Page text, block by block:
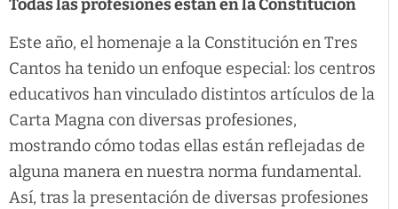
Todas las profesiones están en la Constitución
Este año, el homenaje a la Constitución en Tres
Cantos ha tenido un enfoque especial: los centros
educativos han vinculado distintos artículos de la
Carta Magna con diversas profesiones,
mostrando cómo todas ellas están reflejadas de
alguna manera en nuestra norma fundamental.
Así, tras la presentación de diversas profesiones